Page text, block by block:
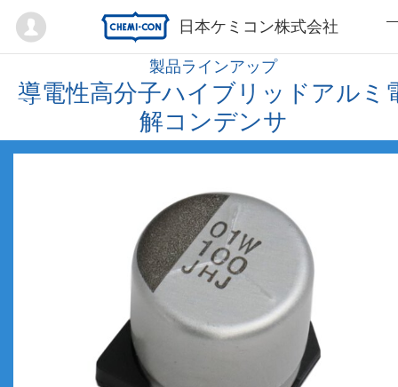
日本ケミコン株式会社
Mypage
製品ラインアップ
導電性高分子ハイブリッドアルミ
解コンデンサ